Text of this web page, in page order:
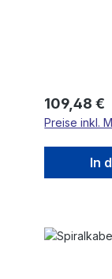
Regulärer
109,48 €
Preise inkl.
In